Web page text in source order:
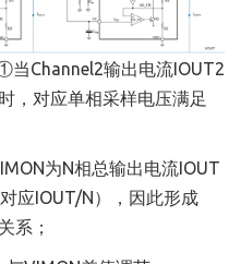
当Channel2输出电流IOUT2
，对应单相采样电压满足
为N相总输出电流IOUT
应IOUT/N），因此形成
系；